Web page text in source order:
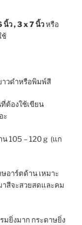
นิ้ว , 3 x 7 นิ้วหรือ
ช้
าวดำหรือพิมพ์สี
ต้องใช้เขียน
ะ
105 – 120 g (แก
อาร์ตด้าน เหมาะ
าสีจะสวยสดและคม
มยิ่งมาก กระดาษยิ่ง